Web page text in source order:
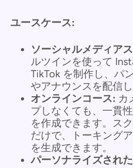
ユースケース:
ソーシャルメディア
ルツインを使って
TikTok を制作し、パ
やアナウンスを配信し
オンラインコース: カ
プしなくても、一貫
を作成できます。ス
だけで、トーキング
を生成できます。
パーソナライズされ